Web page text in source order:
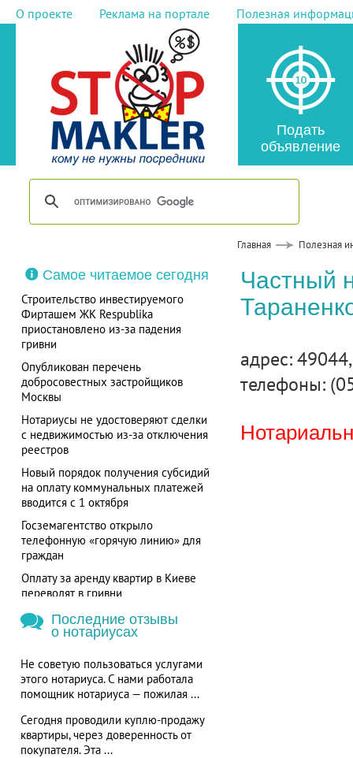
О проекте Реклама на портале Полезная
Подать
объявление
Главная Полезная
Самое читаемое сегодня
Строительство инвестируемого
Фирташем ЖК Respublika
приостановлено из-за падения
гривни
Опубликован перечень
добросовестных застройщиков
Москвы
Нотариусы не удостоверяют сделки
с недвижимостью из-за отключения
реестров
Новый порядок получения субсидий
на оплату коммунальных платежей
вводится с 1 октября
Госземагентство открыло
телефонную «горячую линию» для
граждан
Оплату за аренду квартир в Киеве
переводят в гривни
Последние отзывы
о нотариусах
Не советую пользоваться услугами
этого нотариуса. С нами работала
помощник нотариуса — пожилая ...
Сегодня проводили куплю-продажу
квартиры, через доверенность от
покупателя. Эта ...
Частный
адрес:
телефоны: